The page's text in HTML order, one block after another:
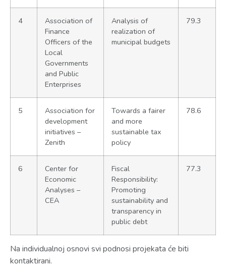
4
Association of
Finance
Officers of the
Local
Governments
and Public
Enterprises
Analysis of
realization of
municipal budgets
79.3
5
Association for
development
initiatives –
Zenith
Towards a fairer
and more
sustainable tax
policy
78.6
6
Center for
Economic
Analyses –
CEA
Fiscal
Responsibility:
Promoting
sustainability and
transparency in
public debt
77.3
Na individualnoj osnovi svi podnosi projekata će biti
kontaktirani.